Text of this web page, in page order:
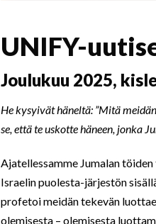
UNIFY-
Joulukuu 2025,
He kysyivät häneltä: ”Mitä
se, että te uskotte häneen, jonka
Ajatellessamme Jumalan
Israelin puolesta-järjestön
profetoi meidän tekevän
olemisesta – olemisesta